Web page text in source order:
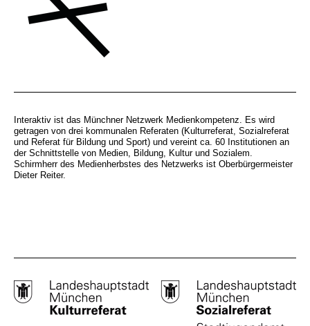
Interaktiv ist das Münchner Netzwerk Medienkompetenz. Es wird
getragen von drei kommunalen Referaten (Kulturreferat, Sozialreferat
und Referat für Bildung und Sport) und vereint ca. 60 Institutionen an
der Schnittstelle von Medien, Bildung, Kultur und Sozialem.
Schirmherr des Medienherbstes des Netzwerks ist Oberbürgermeister
Dieter Reiter.